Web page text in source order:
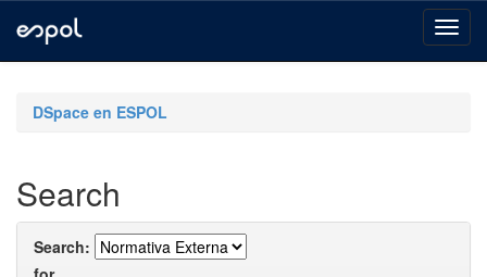
navigationDSpace en ESPOL
Search
Search: